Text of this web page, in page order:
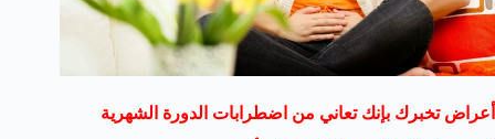
أعراض تخبرك بإنك تعاني من اضطرابات الدورة الشهرية